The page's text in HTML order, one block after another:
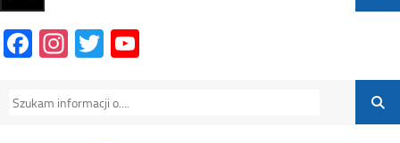
Facebook
Instagram
Twitter